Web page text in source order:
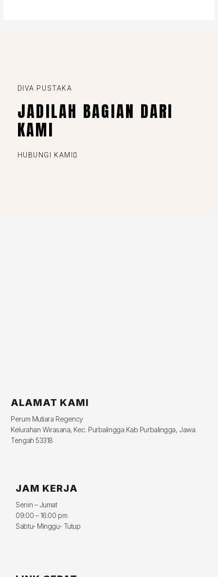
DIVA PUSTAKA
JADILAH BAGIAN DARI
KAMI
HUBUNGI KAMI
ALAMAT KAMI
Perum Mutiara Regency
Kelurahan Wirasana, Kec. Purbalingga Kab Purbalingga, Jawa
Tengah 53318
JAM KERJA
Senin – Jumat
09:00 – 16:00 pm
Sabtu- Minggu- Tutup